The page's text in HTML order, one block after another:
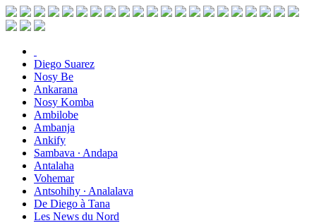
Diego Suarez
Nosy Be
Ankarana
Nosy Komba
Ambilobe
Ambanja
Ankify
Sambava ∙ Andapa
Antalaha
Vohemar
Antsohihy ∙ Analalava
De Diego à Tana
Les News du Nord